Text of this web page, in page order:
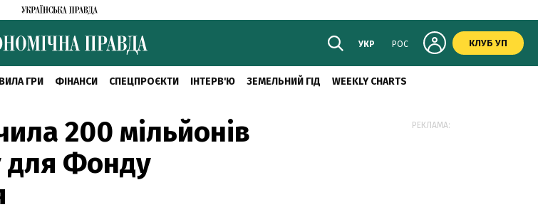
УКР РОС КЛУБ УП
ГРИ ФІНАНСИ СПЕЦПРОЄКТИ ІНТЕРВ'Ю ЗЕМЕЛЬНИЙ ГІД WEEKLY CHARTS
200 мільйонів
для Фонду
РЕКЛАМА: